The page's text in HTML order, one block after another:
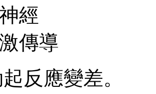
經
傳導
反應變差。